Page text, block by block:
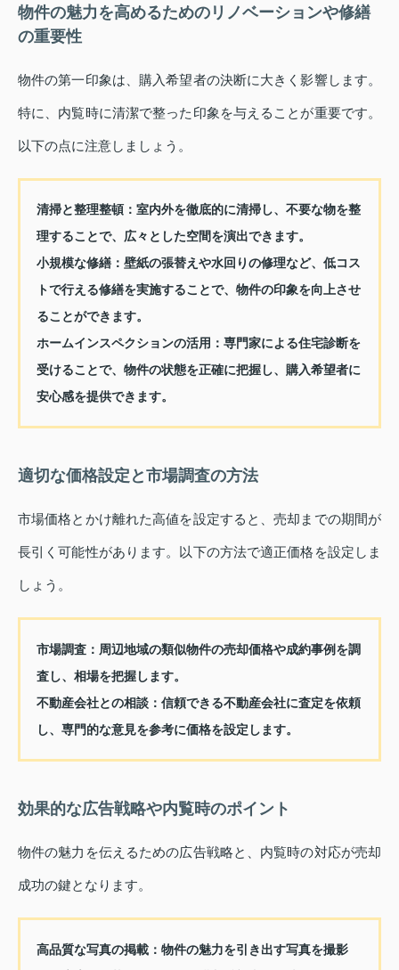
物件の魅力を高めるためのリノベーションや修繕
の重要性
物件の第一印象は、購入希望者の決断に大きく影響します。
特に、内覧時に清潔で整った印象を与えることが重要です。
以下の点に注意しましょう。
清掃と整理整頓： 室内外を徹底的に清掃し、不要な物を整
理することで、広々とした空間を演出できます。
小規模な修繕： 壁紙の張替えや水回りの修理など、低コス
トで行える修繕を実施することで、物件の印象を向上させ
ることができます。
ホームインスペクションの活用： 専門家による住宅診断を
受けることで、物件の状態を正確に把握し、購入希望者に
安心感を提供できます。
適切な価格設定と市場調査の方法
市場価格とかけ離れた高値を設定すると、売却までの期間が
長引く可能性があります。以下の方法で適正価格を設定しま
しょう。
市場調査： 周辺地域の類似物件の売却価格や成約事例を調
査し、相場を把握します。
不動産会社との相談： 信頼できる不動産会社に査定を依頼
し、専門的な意見を参考に価格を設定します。
効果的な広告戦略や内覧時のポイント
物件の魅力を伝えるための広告戦略と、内覧時の対応が売却
成功の鍵となります。
高品質な写真の掲載： 物件の魅力を引き出す写真を撮影